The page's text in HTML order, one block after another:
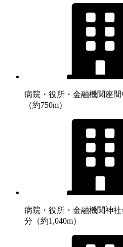
病院・役所・金融機関 座
（約750m）
病院・役所・金融機関神社
分（約1,040m）